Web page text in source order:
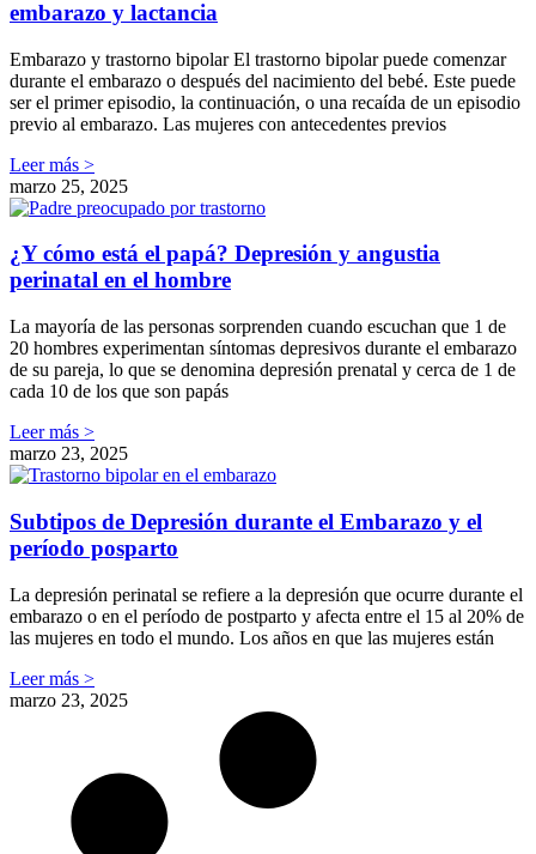
embarazo y lactancia
Embarazo y trastorno bipolar El trastorno bipolar puede comenzar
durante el embarazo o después del nacimiento del bebé. Este puede
ser el primer episodio, la continuación, o una recaída de un episodio
previo al embarazo. Las mujeres con antecedentes previos
Leer más >
marzo 25, 2025
¿Y cómo está el papá? Depresión y angustia
perinatal en el hombre
La mayoría de las personas sorprenden cuando escuchan que 1 de
20 hombres experimentan síntomas depresivos durante el embarazo
de su pareja, lo que se denomina depresión prenatal y cerca de 1 de
cada 10 de los que son papás
Leer más >
marzo 23, 2025
Subtipos de Depresión durante el Embarazo y el
período posparto
La depresión perinatal se refiere a la depresión que ocurre durante el
embarazo o en el período de postparto y afecta entre el 15 al 20% de
las mujeres en todo el mundo. Los años en que las mujeres están
Leer más >
marzo 23, 2025